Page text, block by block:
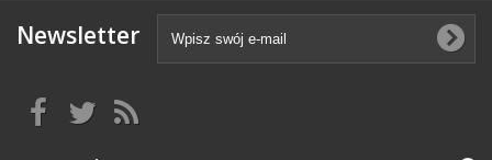
Newsletter